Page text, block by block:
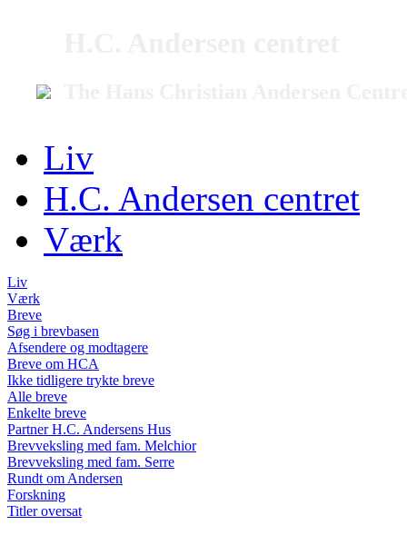
Liv
H.C. Andersen centret
Værk
Liv
Værk
Breve
Søg i brevbasen
Afsendere og modtagere
Breve om HCA
Ikke tidligere trykte breve
Alle breve
Enkelte breve
Partner H.C. Andersens Hus
Brevveksling med fam. Melchior
Brevveksling med fam. Serre
Rundt om Andersen
Forskning
Titler oversat